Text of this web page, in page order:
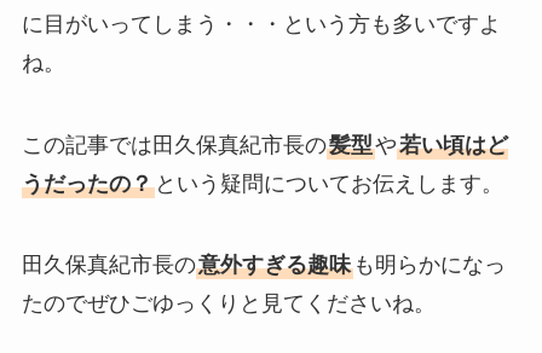
に目がいってしまう・・・という方も多いですよ
ね。
この記事では田久保真紀市長の髪型や若い頃はど
うだったの？という疑問についてお伝えします。
田久保真紀市長の意外すぎる趣味も明らかになっ
たのでぜひごゆっくりと見てくださいね。